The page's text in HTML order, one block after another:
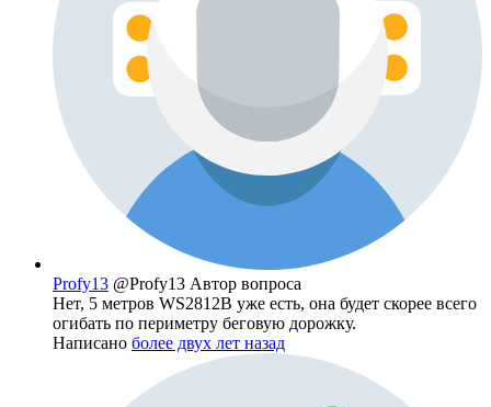
Profy13 @Profy13 Автор вопроса
Нет, 5 метров WS2812B уже есть, она будет скорее всего
огибать по периметру беговую дорожку.
Написано более двух лет назад